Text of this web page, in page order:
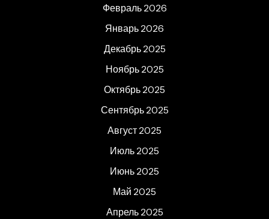
Февраль 2026
Январь 2026
Декабрь 2025
Ноябрь 2025
Октябрь 2025
Сентябрь 2025
Август 2025
Июль 2025
Июнь 2025
Май 2025
Апрель 2025